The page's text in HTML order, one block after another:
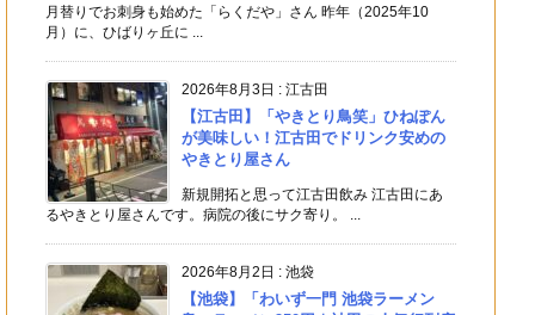
月替りでお刺身も始めた「らくだや」さん 昨年（2025年10
月）に、ひばりヶ丘に ...
2026年8月3日 : 江古田
【江古田】「やきとり鳥笑」ひねぽん
が美味しい！江古田でドリンク安めの
やきとり屋さん
新規開拓と思って江古田飲み 江古田にあ
るやきとり屋さんです。病院の後にサク寄り。 ...
2026年8月2日 : 池袋
【池袋】「わいず一門 池袋ラーメン